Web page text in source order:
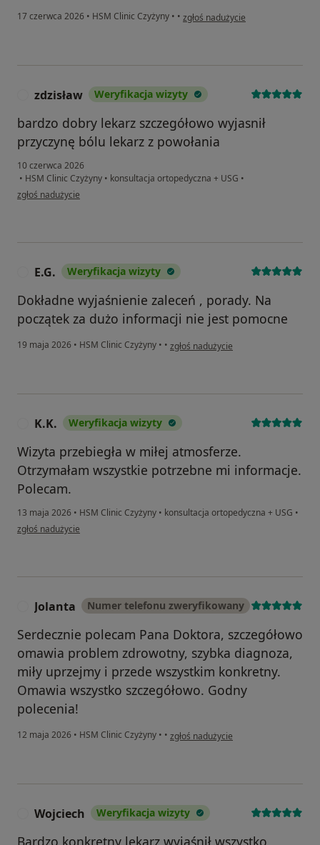
17 czerwca 2026 • HSM Clinic Czyżyny • • w opinii użytkownika Piotr
zgłoś nadużycie
zdzisław Weryfikacja wizyty
bardzo dobry lekarz szczegółowo wyjasnił
przyczynę bólu lekarz z powołania
10 czerwca 2026
• HSM Clinic Czyżyny • konsultacja ortopedyczna + USG •
w opinii użytkownika zdzisław
zgłoś nadużycie
E.G. Weryfikacja wizyty
Dokładne wyjaśnienie zaleceń , porady. Na
początek za dużo informacji nie jest pomocne
19 maja 2026 • HSM Clinic Czyżyny • • w opinii użytkownika E.G.
zgłoś nadużycie
K.K. Weryfikacja wizyty
Wizyta przebiegła w miłej atmosferze.
Otrzymałam wszystkie potrzebne mi informacje.
Polecam.
13 maja 2026 • HSM Clinic Czyżyny • konsultacja ortopedyczna + USG •
w opinii użytkownika K.K.
zgłoś nadużycie
Jolanta Numer telefonu zweryfikowany
Serdecznie polecam Pana Doktora, szczegółowo
omawia problem zdrowotny, szybka diagnoza,
miły uprzejmy i przede wszystkim konkretny.
Omawia wszystko szczegółowo. Godny
polecenia!
12 maja 2026 • HSM Clinic Czyżyny • • w opinii użytkownika Jolanta
zgłoś nadużycie
Wojciech Weryfikacja wizyty
Bardzo konkretny lekarz wyjaśnił wszystko